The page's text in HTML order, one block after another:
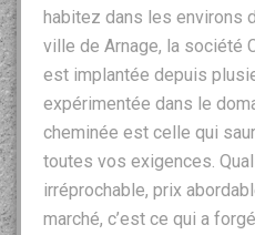
habitez dans les environs
ville de Arnage, la société
est implantée depuis
expérimentée dans le
cheminée est celle qui
toutes vos exigences.
irréprochable, prix
marché, c’est ce qui a